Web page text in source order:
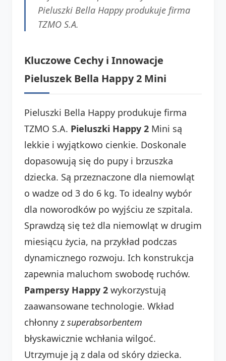
Pieluszki Bella Happy produkuje firma
TZMO S.A.
Kluczowe Cechy i Innowacje
Pieluszek Bella Happy 2 Mini
Pieluszki Bella Happy produkuje firma
TZMO S.A. Pieluszki Happy 2 Mini są
lekkie i wyjątkowo cienkie. Doskonale
dopasowują się do pupy i brzuszka
dziecka. Są przeznaczone dla niemowląt
o wadze od 3 do 6 kg. To idealny wybór
dla noworodków po wyjściu ze szpitala.
Sprawdzą się też dla niemowląt w drugim
miesiącu życia, na przykład podczas
dynamicznego rozwoju. Ich konstrukcja
zapewnia maluchom swobodę ruchów.
Pampersy Happy 2 wykorzystują
zaawansowane technologie. Wkład
chłonny z superabsorbentem
błyskawicznie wchłania wilgoć.
Utrzymuje ją z dala od skóry dziecka.